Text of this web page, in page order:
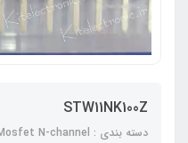
STW11NK100Z
دسته بندی : Mosfet N-channel